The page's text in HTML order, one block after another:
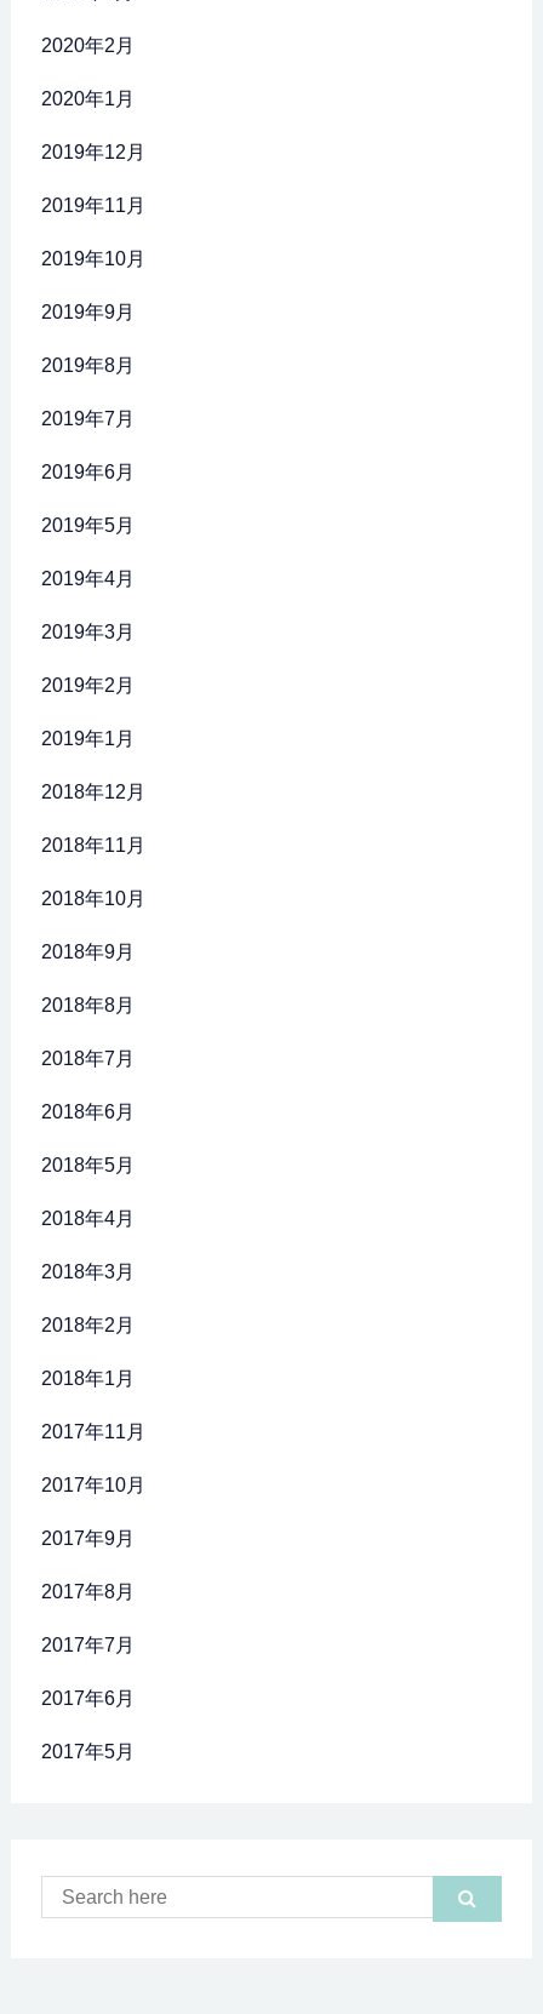
2020年2月
2020年1月
2019年12月
2019年11月
2019年10月
2019年9月
2019年8月
2019年7月
2019年6月
2019年5月
2019年4月
2019年3月
2019年2月
2019年1月
2018年12月
2018年11月
2018年10月
2018年9月
2018年8月
2018年7月
2018年6月
2018年5月
2018年4月
2018年3月
2018年2月
2018年1月
2017年11月
2017年10月
2017年9月
2017年8月
2017年7月
2017年6月
2017年5月